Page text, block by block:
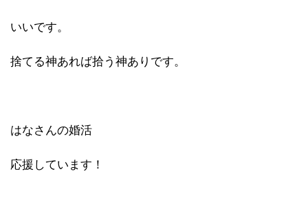
いいです。
捨てる神あれば拾う神ありです。
はなさんの婚活
応援しています！